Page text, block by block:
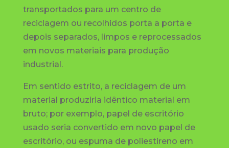
transportados para um centro de
reciclagem ou recolhidos porta a porta e
depois separados, limpos e reprocessados
em novos materiais para produção
industrial.
Em sentido estrito, a reciclagem de um
material produziria idêntico material em
bruto; por exemplo, papel de escritório
usado seria convertido em novo papel de
escritório, ou espuma de poliestireno em